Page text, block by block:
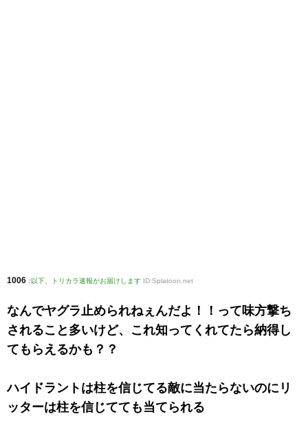
1006 :以下、トリカラ速報がお届けします ID:Splatoon.net
なんでヤグラ止められねぇんだよ！！って味方撃ち
されること多いけど、これ知ってくれてたら納得し
てもらえるかも？？
ハイドラントは柱を信じてる敵に当たらないのにリ
ッターは柱を信じてても当てられる